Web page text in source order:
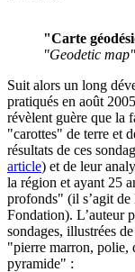
"Carte
"Geodetic map"
Suit alors un long
pratiqués en août
révèlent guère que la
"carottes" de terre et
résultats de ces
article) et de leur
la région et ayant 25
profonds" (il s’agit
Fondation). L’auteur
sondages, illustrées
"pierre marron, polie,
pyramide" :